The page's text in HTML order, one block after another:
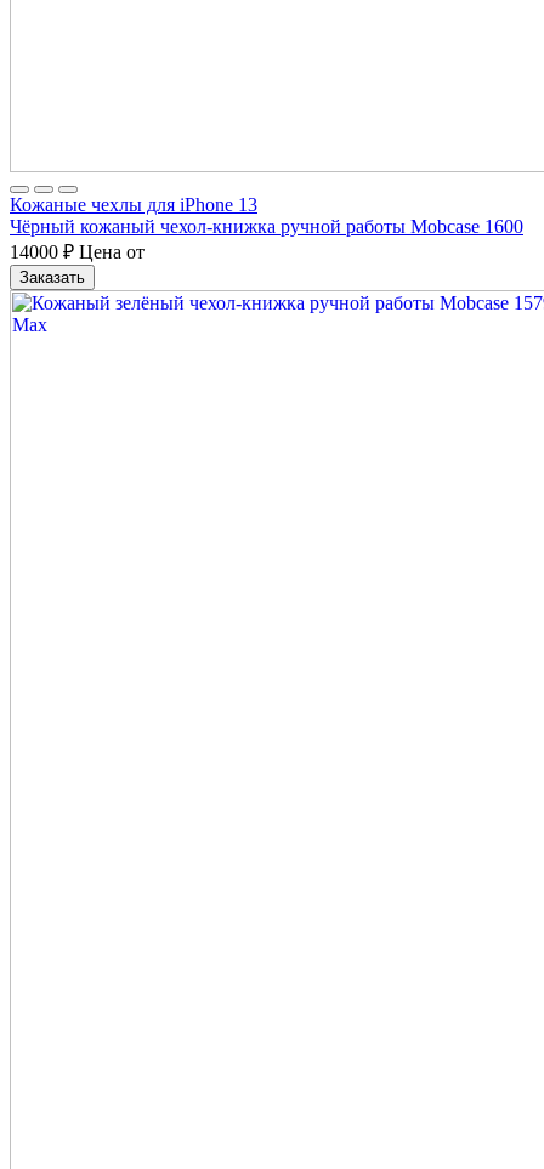
Кожаные чехлы для iPhone 13
Чёрный кожаный чехол-книжка ручной работы Mobcase 1600
14000 ₽ Цена от
Заказать